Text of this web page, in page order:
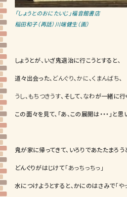
「しょうとのおにたいじ」福音館書店
稲田和子（再話）川端健生（画）
しょうとが、いざ鬼退治に行こうとすると、
道々出会った、 どんぐり、 かに、くまんばち、
うし、 もちつきうす、そして、 なわが一緒に行
この面々を見て、「あ、この展開は・・・」と
鬼が家に帰ってきて、いろりであたたまろう
どんぐりがはじけて「あっちっちっ」
水につけようとすると、かにのはさみで「や